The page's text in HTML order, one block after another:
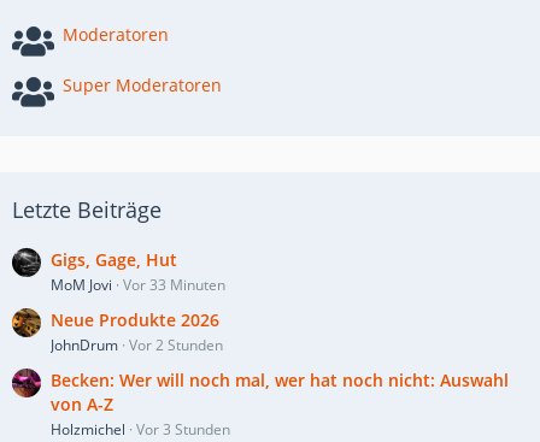
Moderatoren
Super Moderatoren
Letzte Beiträge
Gigs, Gage, Hut
MoM Jovi Vor 33 Minuten
Neue Produkte 2026
JohnDrum Vor 2 Stunden
Becken: Wer will noch mal, wer hat noch nicht: Auswahl
von A-Z
Holzmichel Vor 3 Stunden